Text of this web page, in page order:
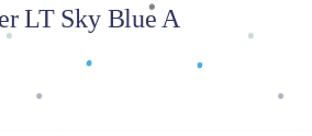
LT Sky Blue A